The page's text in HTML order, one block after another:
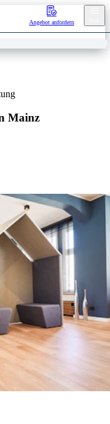
Angebot anfordern
Mainz